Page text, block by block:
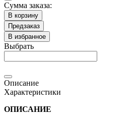
Сумма заказа:
В корзину
Предзаказ
В избранное
Выбрать
Описание
Характеристики
ОПИСАНИЕ